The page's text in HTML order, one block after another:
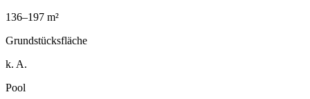
136–197 m²
Grundstücksfläche
k. A.
Pool